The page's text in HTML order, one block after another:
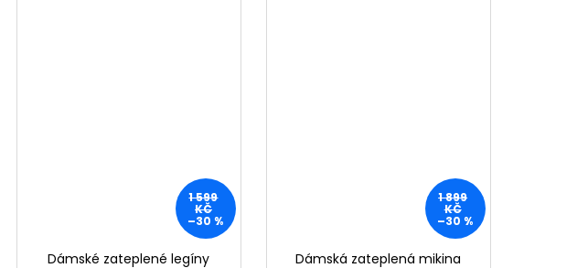
1 599
KČ
–30 %
Dámské zateplené legíny
1 899
KČ
–30 %
Dámská zateplená mikina